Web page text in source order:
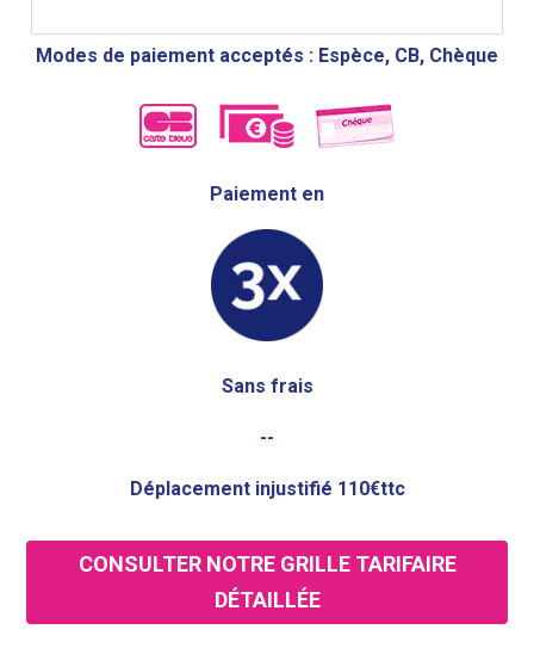
Modes de paiement acceptés : Espèce, CB, Chèque
Paiement en
Sans frais
--
Déplacement injustifié 110€ttc
CONSULTER NOTRE GRILLE TARIFAIRE
DÉTAILLÉE